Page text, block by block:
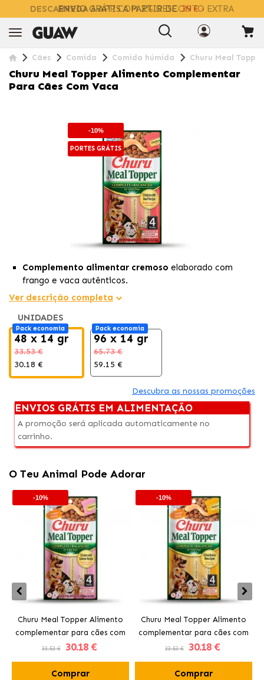
DESCARREGAA APP COM 2% DESCONTO EXTRA
Cães Comida Comida húmida Churu Meal
Churu Meal Topper Alimento Complementar
Para Cães Com Vaca
-10%
PORTES GRÁTIS
Complemento alimentar cremoso elaborado com
frango e vaca autênticos.
Comida húmida para cães
alimento seco ou da dieta habitual.
Ideal como
palatabilidade e a hidratação diária.
Ver descrição completa
UNIDADES
Pack economia
48 x 14 gr
33.53 €
30.18 €
Pack economia
96 x 14 gr
65.73 €
59.15 €
Descubra as nossas promoções
ENVIOS GRÁTIS EM ALIMENTAÇÃO
A promoção será aplicada automaticamente no
carrinho.
O Teu Animal Pode Adorar
-10%
Churu Meal Topper Alimento
complementar para cães com
frango e salmão
33.53 € 30.18 €
Comprar
-10%
Churu Meal Topper Alimento
complementar para cães com
frango
33.53 € 30.18 €
Comprar